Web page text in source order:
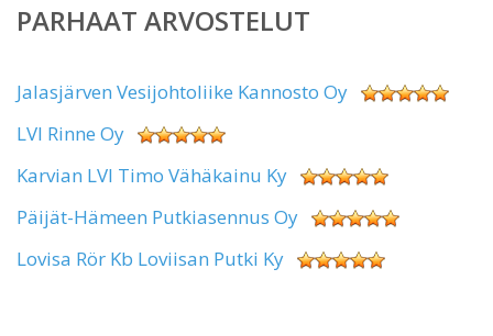
PARHAAT ARVOSTELUT
Jalasjärven Vesijohtoliike Kannosto Oy
LVI Rinne Oy
Karvian LVI Timo Vähäkainu Ky
Päijät-Hämeen Putkiasennus Oy
Lovisa Rör Kb Loviisan Putki Ky